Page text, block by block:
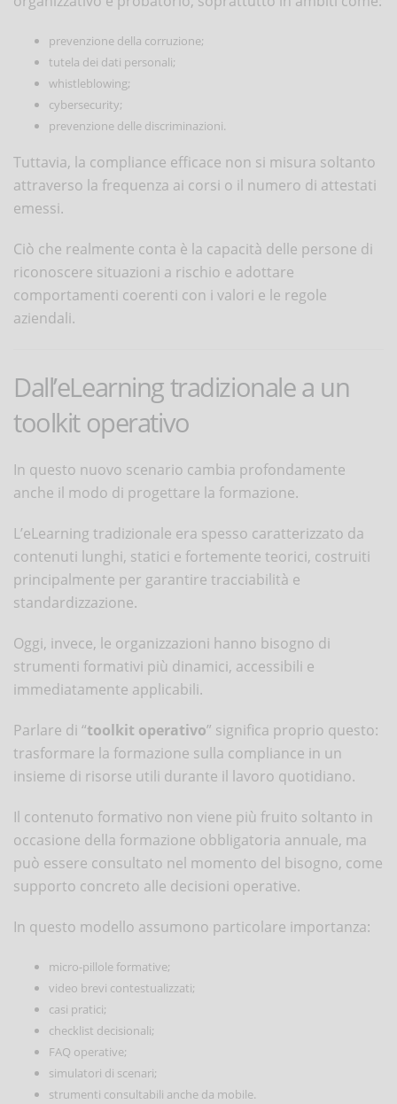
prevenzione della corruzione;
tutela dei dati personali;
whistleblowing;
cybersecurity;
prevenzione delle discriminazioni.
Tuttavia, la compliance efficace non si misura soltanto
attraverso la frequenza ai corsi o il numero di attestati
emessi.
Ciò che realmente conta è la capacità delle persone di
riconoscere situazioni a rischio e adottare
comportamenti coerenti con i valori e le regole
aziendali.
Dall’eLearning tradizionale a un
toolkit operativo
In questo nuovo scenario cambia profondamente
anche il modo di progettare la formazione.
L’eLearning tradizionale era spesso caratterizzato da
contenuti lunghi, statici e fortemente teorici, costruiti
principalmente per garantire tracciabilità e
standardizzazione.
Oggi, invece, le organizzazioni hanno bisogno di
strumenti formativi più dinamici, accessibili e
immediatamente applicabili.
Parlare di “toolkit operativo” significa proprio questo:
trasformare la formazione sulla compliance in un
insieme di risorse utili durante il lavoro quotidiano.
Il contenuto formativo non viene più fruito soltanto in
occasione della formazione obbligatoria annuale, ma
può essere consultato nel momento del bisogno, come
supporto concreto alle decisioni operative.
In questo modello assumono particolare importanza:
micro-pillole formative;
video brevi contestualizzati;
casi pratici;
checklist decisionali;
FAQ operative;
simulatori di scenari;
strumenti consultabili anche da mobile.